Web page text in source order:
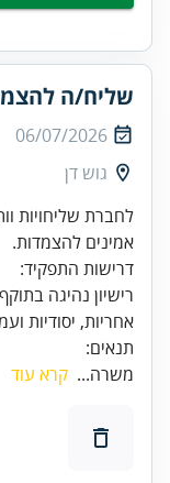
שליח/ה
06/07/2026
גוש דן
לחברת שליחויות
אמינים להצמדות.
אחריות, יסודיות
תנאים:
משרה... קרא עוד